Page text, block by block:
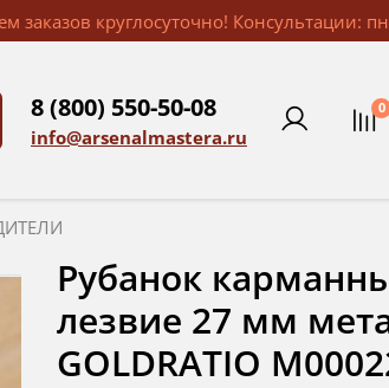
заказов круглосуточно! Консультации:
8 (800) 550-50-08
info@arsenalmastera.ru
0
Рубанок
лезвие 27 мм
GOLDRATIO